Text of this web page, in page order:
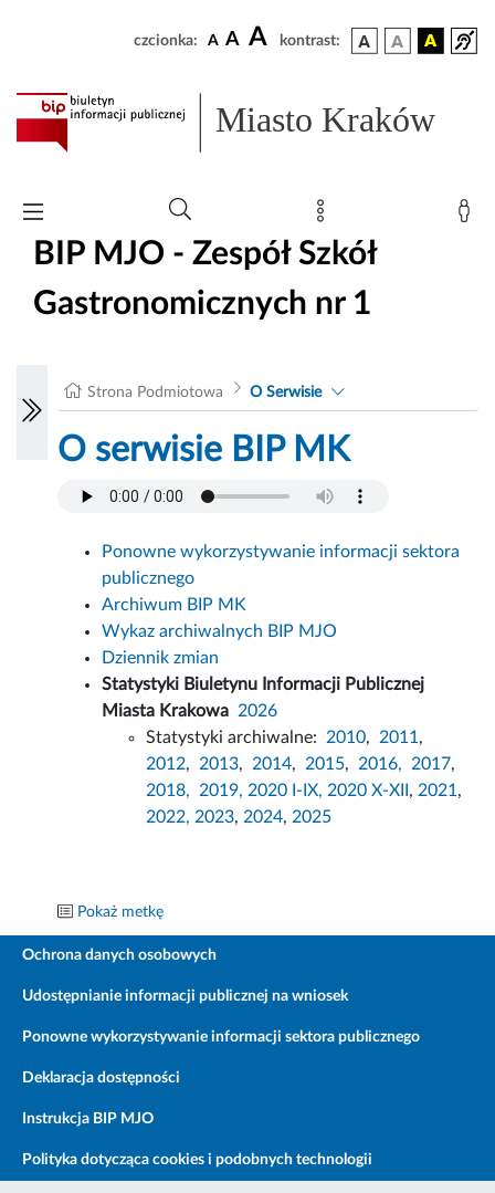
czcionka: A A A kontrast:
Miasto Kraków
BIP MJO - Zespół Szkół
Gastronomicznych nr 1
Strona Podmiotowa O Serwisie
O serwisie BIP MK
Ponowne wykorzystywanie informacji sektora
publicznego
Archiwum BIP MK
Wykaz archiwalnych BIP MJO
Dziennik zmian
Statystyki Biuletynu Informacji Publicznej
Miasta Krakowa 2026
Statystyki archiwalne: 2010, 2011,
2012, 2013, 2014, 2015, 2016, 2017,
2018,
2019, 2020 I-IX, 2020 X-XII , 2021,
2022, 2023, 2024, 2025
Pokaż metkę
Ochrona danych osobowych
Udostępnianie informacji publicznej na wniosek
Ponowne wykorzystywanie informacji sektora publicznego
Deklaracja dostępności
Instrukcja BIP MJO
Polityka dotycząca cookies i podobnych technologii